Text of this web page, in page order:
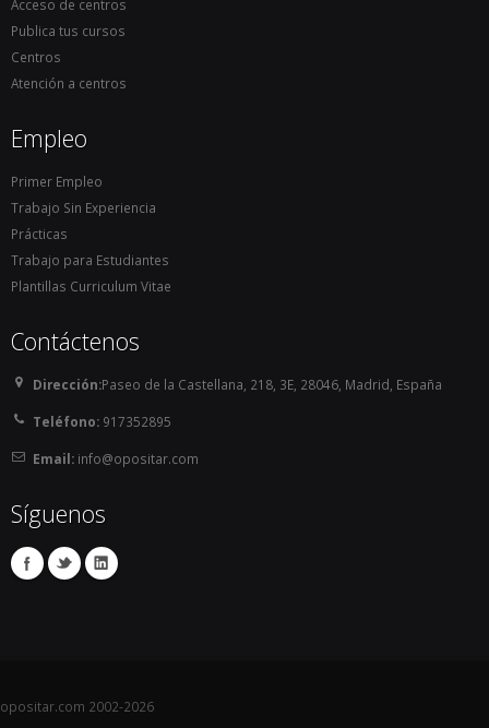
Acceso de centros
Publica tus cursos
Centros
Atención a centros
Empleo
Primer Empleo
Trabajo Sin Experiencia
Prácticas
Trabajo para Estudiantes
Plantillas Curriculum Vitae
Contáctenos
Dirección:Paseo de la Castellana, 218, 3E, 28046, Madrid, España
Teléfono: 917352895
Email:info@opositar.com
Síguenos
opositar.com 2002-2026